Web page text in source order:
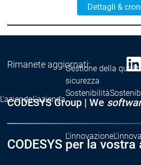
L'aziendaL'azienda
Gestione della
sicurezza
Sostenibilità
L'innovazione
Dettagli &
Rimanete aggiornati:
CODESYS Group | We
CODESYS per la